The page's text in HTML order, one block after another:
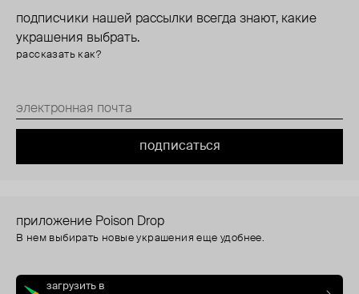
подписчики нашей рассылки всегда знают, какие
украшения выбрать.
рассказать как?
подписаться
приложение Poison Drop
В нем выбирать новые украшения еще удобнее.
загрузить в